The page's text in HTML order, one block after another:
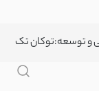
و توسعه:توکان تک